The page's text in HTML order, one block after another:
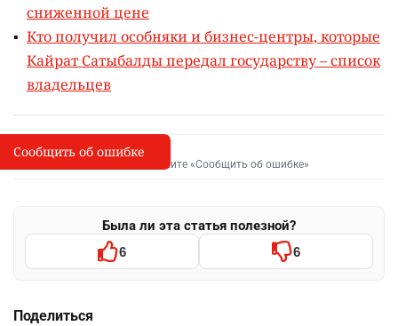
сниженной цене
Кто получил особняки и бизнес-центры, которые
Кайрат Сатыбалды передал государству – список
владельцев
I
Сообщить об опечатке
Выделите фрагмент и нажмите «Сообщить об ошибке»
Была ли эта статья полезной?
6 6
Поделиться
Сообщить об ошибке